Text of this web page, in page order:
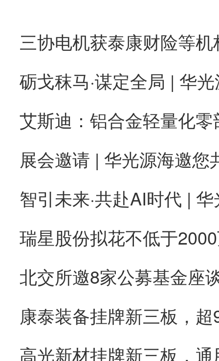
砺戈秣马·谋定全局 | 华
康泰装备挂牌新三板，